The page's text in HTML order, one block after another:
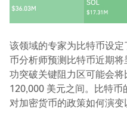
该领域的专家为比特币设
币分析师预测比特币近期
功突破关键阻力区可能会
120,000 美元之间。比特
对加密货币的政策如何演